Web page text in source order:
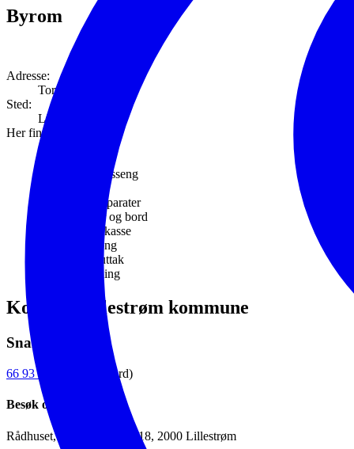
Byrom
Adresse:
Torvet
Sted:
Lillestrøm
Her finner du:
Vann basseng
Lekeapparater
Benker og bord
Søppelkasse
Paviljong
Strømuttak
Belysning
Kontakt Lillestrøm kommune
Snakk med oss
66 93 80 00 (sentralbord)
Besøk oss
Rådhuset, Jonas Lies gate 18, 2000 Lillestrøm